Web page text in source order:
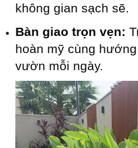
không gian sạch sẽ.
Bàn giao trọn vẹn:
hoàn mỹ cùng
vườn mỗi ngày.